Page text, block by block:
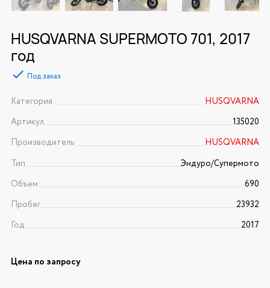
HUSQVARNA SUPERMOTO 701, 2017
год
Под заказ
Категория
HUSQVARNA
Артикул
135020
Производитель
HUSQVARNA
Тип
Эндуро/Супермото
Объем
690
Пробег
23932
Год
2017
Цена по запросу